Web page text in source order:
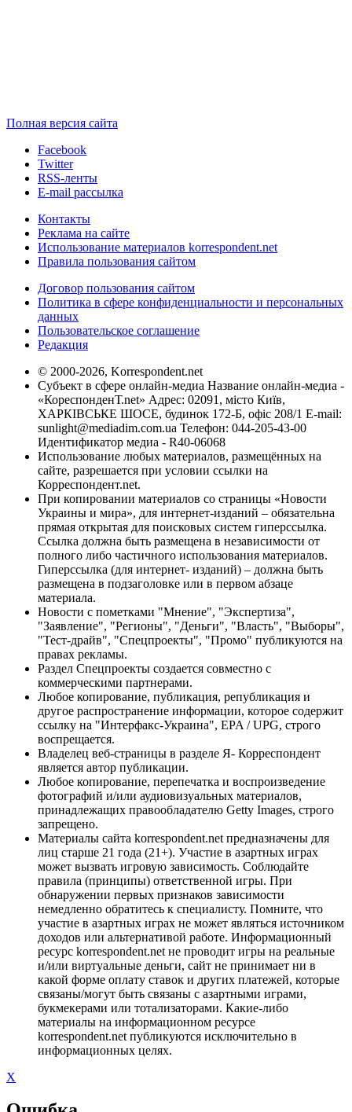
Полная версия сайта
Facebook
Twitter
RSS-ленты
E-mail рассылка
Контакты
Реклама на сайте
Использование материалов korrespondent.net
Правила пользования сайтом
Договор пользования сайтом
Политика в сфере конфиденциальности и персональных
данных
Пользовательское соглашение
Редакция
© 2000-2026, Korrespondent.net
Субъект в сфере онлайн-медиа Название онлайн-медиа -
«КореспонденТ.net» Адрес: 02091, місто Київ,
ХАРКІВСЬКЕ ШОСЕ, будинок 172-Б, офіс 208/1 E-mail:
sunlight@mediadim.com.ua Телефон: 044-205-43-00
Идентификатор медиа - R40-06068
Использование любых материалов, размещённых на
сайте, разрешается при условии ссылки на
Корреспондент.net.
При копировании материалов со страницы «Новости
Украины и мира», для интернет-изданий – обязательна
прямая открытая для поисковых систем гиперссылка.
Ссылка должна быть размещена в независимости от
полного либо частичного использования материалов.
Гиперссылка (для интернет- изданий) – должна быть
размещена в подзаголовке или в первом абзаце
материала.
Новости с пометками "Мнение", "Экспертиза",
"Заявление", "Регионы", "Деньги", "Власть", "Выборы",
"Тест-драйв", "Спецпроекты", "Промо" публикуются на
правах рекламы.
Раздел Спецпроекты создается совместно с
коммерческими партнерами.
Любое копирование, публикация, републикация и
другое распространение информации, которое содержит
ссылку на "Интерфакс-Украина", EPA / UPG, строго
воспрещается.
Владелец веб-страницы в разделе Я- Корреспондент
является автор публикации.
Любое копирование, перепечатка и воспроизведение
фотографий и/или аудиовизуальных материалов,
принадлежащих правообладателю Getty Images, строго
запрещено.
Материалы сайта korrespondent.net предназначены для
лиц старше 21 года (21+). Участие в азартных играх
может вызвать игровую зависимость. Соблюдайте
правила (принципы) ответственной игры. При
обнаружении первых признаков зависимости
немедленно обратитесь к специалисту. Помните, что
участие в азартных играх не может являться источником
доходов или альтернативой работе. Информационный
ресурс korrespondent.net не проводит игры на реальные
и/или виртуальные деньги, сайт не принимает ни в
какой форме оплату ставок и других платежей, которые
связаны/могут быть связаны с азартными играми,
букмекерами или тотализаторами. Какие-либо
материалы на информационном ресурсе
korrespondent.net публикуются исключительно в
информационных целях.
X